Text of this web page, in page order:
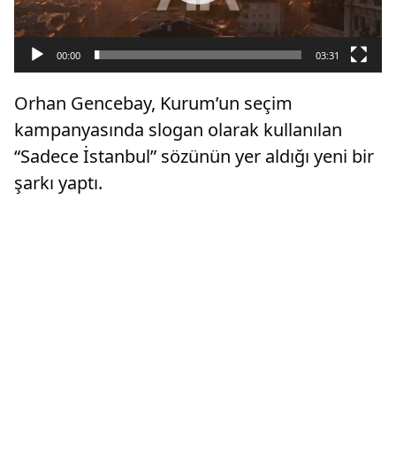
00:00 03:31
Orhan Gencebay, Kurum’un seçim
kampanyasında slogan olarak kullanılan
“Sadece İstanbul” sözünün yer aldığı yeni bir
şarkı yaptı.